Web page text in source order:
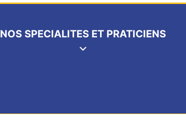
NOS SPECIALITES ET PRATICIENS